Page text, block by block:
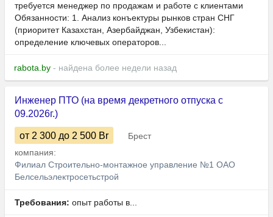
требуется менеджер по продажам и работе с клиентами
Обязанности: 1. Анализ конъектуры рынков стран СНГ
(приоритет Казахстан, Азербайджан, Узбекистан):
определение ключевых операторов...
rabota.by - найдена более недели назад
Инженер ПТО (на время декретного отпуска с
09.2026г.)
от 2 300 до 2 500 Br
Брест
компания:
Филиал Строительно-монтажное управление №1 ОАО
Белсельэлектросетьстрой
Требования: опыт работы в...